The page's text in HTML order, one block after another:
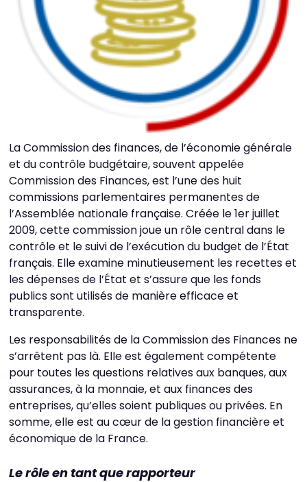
La Commission des finances, de l’économie générale
et du contrôle budgétaire, souvent appelée
Commission des Finances, est l’une des huit
commissions parlementaires permanentes de
l’Assemblée nationale française. Créée le 1er juillet
2009, cette commission joue un rôle central dans le
contrôle et le suivi de l’exécution du budget de l’État
français. Elle examine minutieusement les recettes et
les dépenses de l’État et s’assure que les fonds
publics sont utilisés de manière efficace et
transparente.
Les responsabilités de la Commission des Finances ne
s’arrêtent pas là. Elle est également compétente
pour toutes les questions relatives aux banques, aux
assurances, à la monnaie, et aux finances des
entreprises, qu’elles soient publiques ou privées. En
somme, elle est au cœur de la gestion financière et
économique de la France.
Le rôle en tant que rapporteur